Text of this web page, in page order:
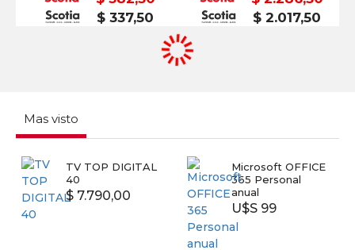
$ 337,50
$ 2.017,50
Mas visto
TV TOP DIGITAL
40
$ 7.790,00
Microsoft OFFICE
365 Personal
anual
U$S 99